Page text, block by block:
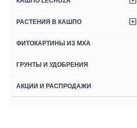
РАСТЕНИЯ В КАШПО
ФИТОКАРТИНЫ ИЗ МХА
ГРУНТЫ И УДОБРЕНИЯ
АКЦИИ И РАСПРОДАЖИ